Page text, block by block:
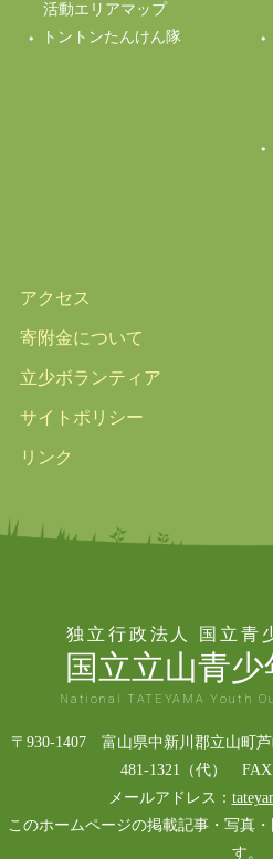
活動エリアマップ
トントンたんけん隊
アクセス
寄附金について
立少ボランティア
サイトポリシー
リンク
独立行政法人 国立青
国立立山青
National TATEYAMA Youth
〒930-1407 富山県中新川郡立山町
481-1321（代） FAX
メールアドレス：
このホームページの掲載記事・写真
す。